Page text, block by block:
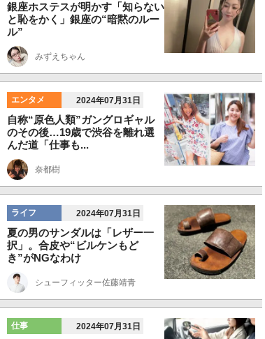
銀座ホステスが明かす「知らない
と恥をかく」銀座の“暗黙のルー
ル”
みずえちゃん
エンタメ 2024年07月31日
自称“原色人類”ガングロギャル
のその後…19歳で渋谷を離れ選
んだ道「仕事も...
奈都樹
ライフ 2024年07月31日
夏の男のサンダルは「レザー一
択」。合皮や“ビルケンもど
き”がNGなわけ
シューフィッター佐藤靖青
仕事 2024年07月31日